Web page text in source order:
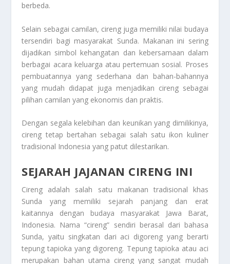
berbeda.
Selain sebagai camilan, cireng juga memiliki nilai budaya
tersendiri bagi masyarakat Sunda. Makanan ini sering
dijadikan simbol kehangatan dan kebersamaan dalam
berbagai acara keluarga atau pertemuan sosial. Proses
pembuatannya yang sederhana dan bahan-bahannya
yang mudah didapat juga menjadikan cireng sebagai
pilihan camilan yang ekonomis dan praktis.
Dengan segala kelebihan dan keunikan yang dimilikinya,
cireng tetap bertahan sebagai salah satu ikon kuliner
tradisional Indonesia yang patut dilestarikan.
SEJARAH JAJANAN CIRENG INI
Cireng adalah salah satu makanan tradisional khas
Sunda yang memiliki sejarah panjang dan erat
kaitannya dengan budaya masyarakat Jawa Barat,
Indonesia. Nama “cireng” sendiri berasal dari bahasa
Sunda, yaitu singkatan dari aci digoreng yang berarti
tepung tapioka yang digoreng. Tepung tapioka atau aci
merupakan bahan utama cireng yang sangat mudah